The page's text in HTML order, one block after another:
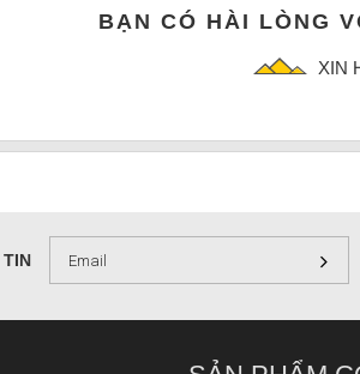
BẠN CÓ HÀI LÒNG
XIN